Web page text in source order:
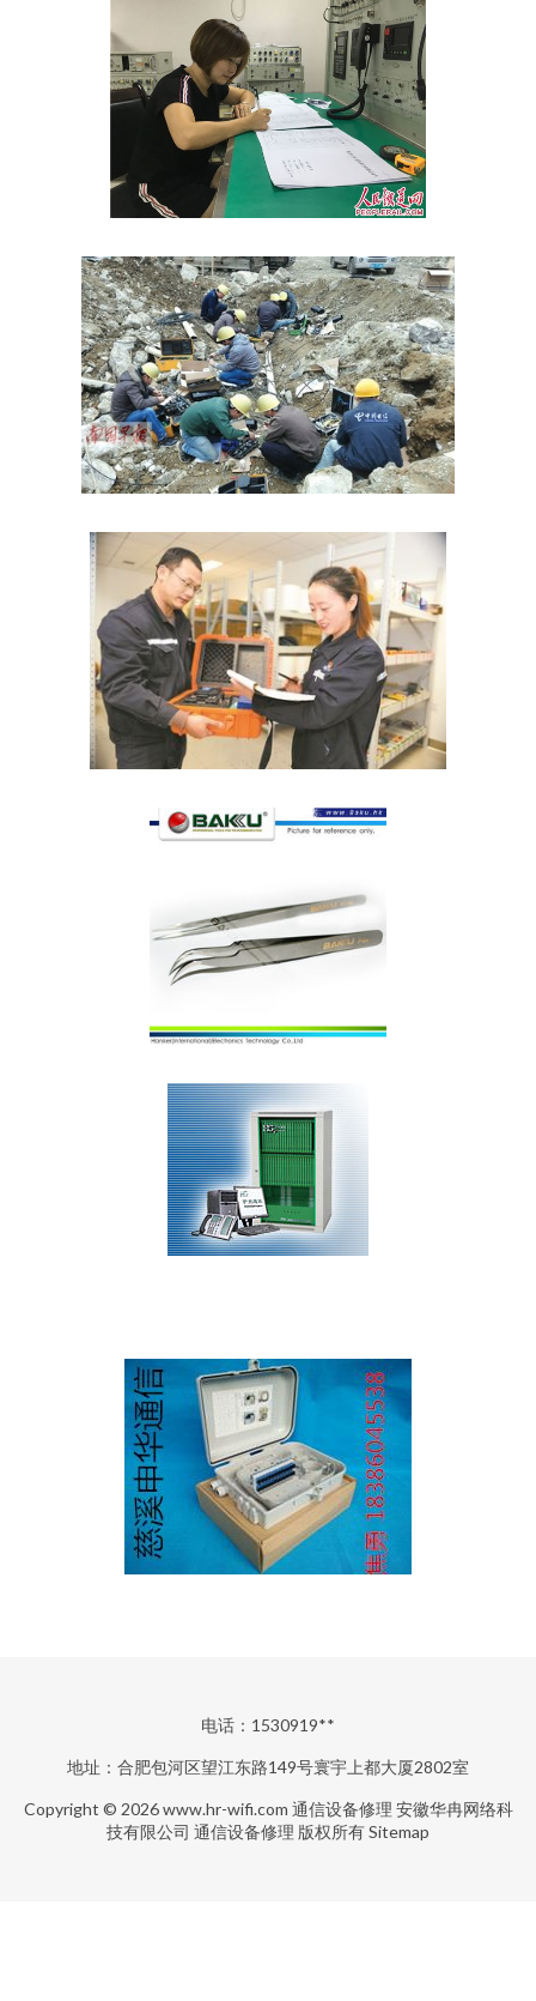
电话：1530919**
地址：合肥包河区望江东路149号寰宇上都大厦2802室
Copyright © 2026www.hr-wifi.com 通信设备修理 安徽华冉网络科
技有限公司 通信设备修理 版权所有Sitemap